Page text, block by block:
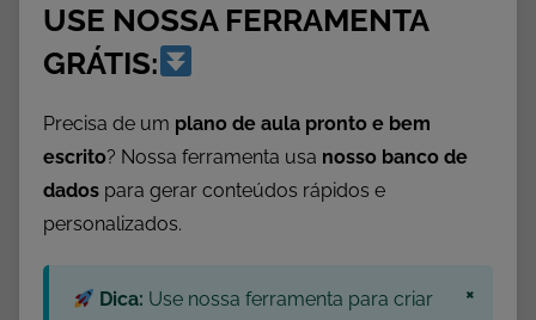
a
t
r
i
a
USE NOSSA FERRAMENTA
GRÁTIS:
Precisa de um plano de aula pronto e bem
escrito? Nossa ferramenta usa nosso banco de
dados para gerar conteúdos rápidos e
personalizados.
Dica: Use nossa ferramenta para criar
×